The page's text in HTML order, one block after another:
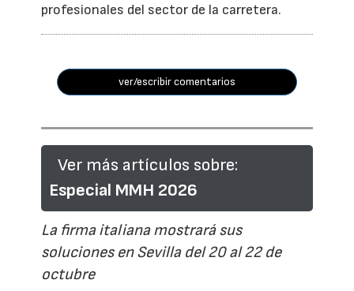
profesionales del sector de la carretera.
ver/escribir comentarios
Ver más artículos sobre:
Especial MMH 2026
La firma italiana mostrará sus
soluciones en Sevilla del 20 al 22 de
octubre